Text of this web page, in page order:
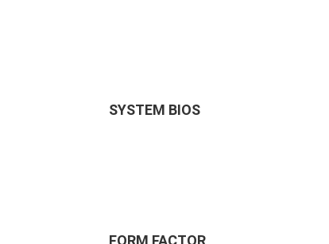
SYSTEM BIOS
FORM FACTOR